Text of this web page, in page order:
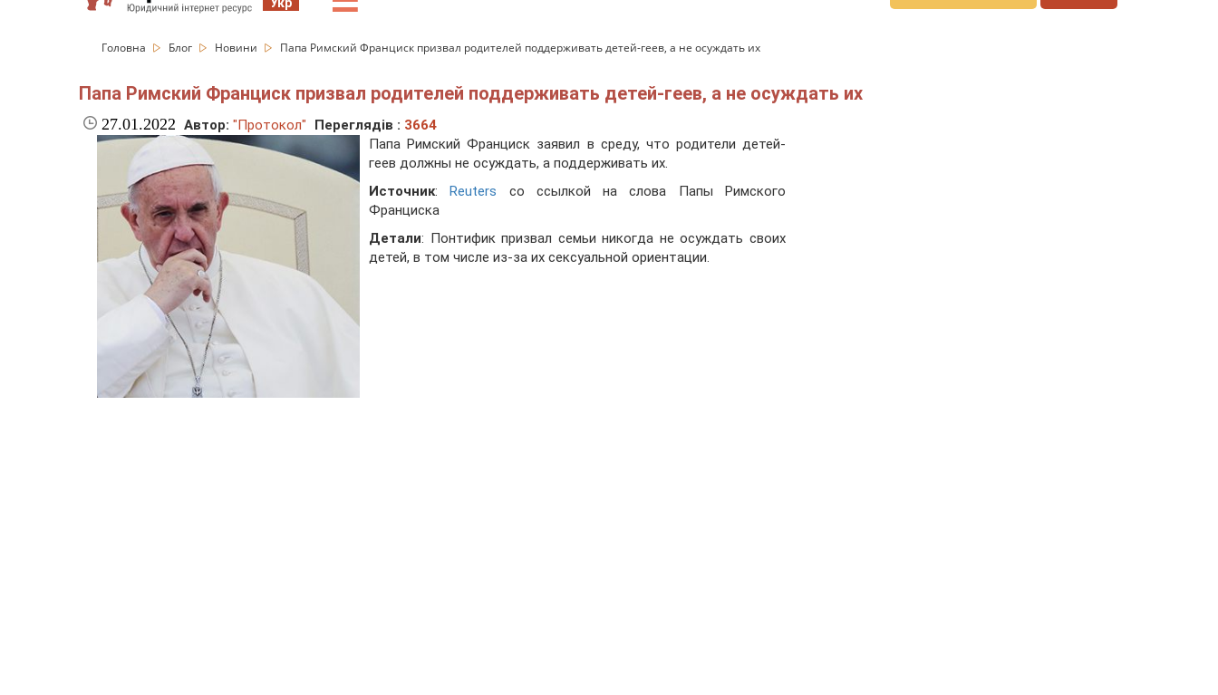
Головна Блог Новини Папа Римский Франциск призвал родителей поддерживать детей-геев, а не осуждать их
Папа Римский Франциск призвал родителей поддерживать детей-геев, а не осуждать их
27.01.2022 Автор: "Протокол" Переглядів : 3664
Папа Римский Франциск заявил в среду, что родители детей-
геев должны не осуждать, а поддерживать их.
Источник: Reuters со ссылкой на слова Папы Римского
Франциска
Детали: Понтифик призвал семьи никогда не осуждать своих
детей, в том числе из-за их сексуальной ориентации.